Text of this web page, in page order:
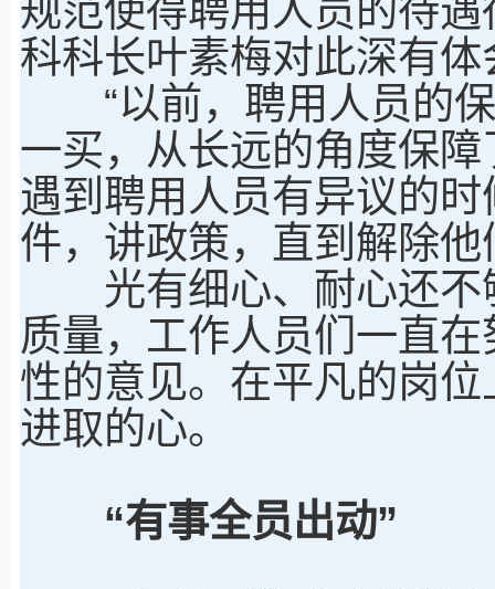
规范使得聘用人员的待
科科长叶素梅对此深有体
“以前，聘用人员的保
一买，从长远的角度保
遇到聘用人员有异议的
件，讲政策，直到解除
光有细心、耐心还不
质量，工作人员们一直
性的意见。在平凡的岗
进取的心。
“有事全员出动”